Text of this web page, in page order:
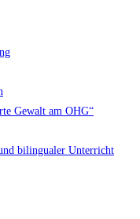
Gewalt am OHG“
bilingualer Unterricht